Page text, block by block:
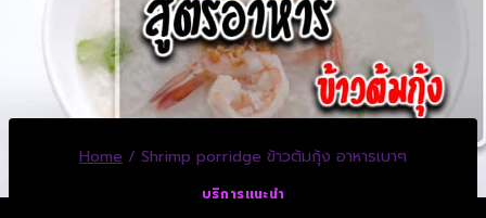
Home / Shrimp porridge ข้าวต้มกุ้ง อาหารเบาๆ
บริการแนะนำ